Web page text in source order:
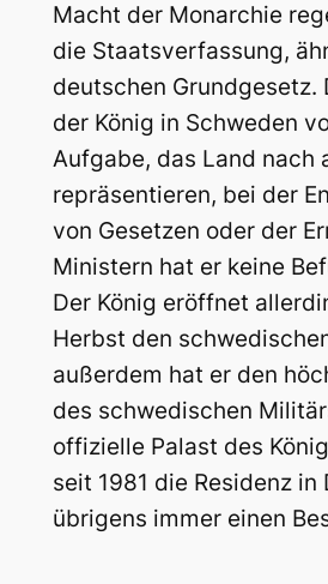
Macht der Monarchie
die Staatsverfassung,
deutschen Grundgesetz.
der König in Schweden
Aufgabe, das Land nach
repräsentieren, bei der
von Gesetzen oder der
Ministern hat er keine
Der König eröffnet
Herbst den
außerdem hat er den
des schwedischen
offizielle Palast des
seit 1981 die Residenz
übrigens immer einen